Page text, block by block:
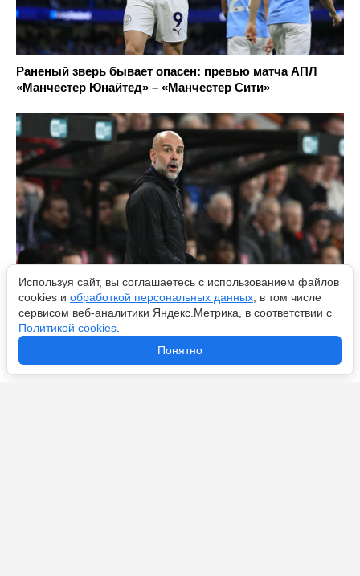
Раненый зверь бывает опасен: превью матча АПЛ
«Манчестер Юнайтед» – «Манчестер Сити»
«Сити» все еще обвиняется в 115 нарушениях
финансовых правил. Гвардиола ушел не просто так?
Используя сайт, вы соглашаетесь с использованием файлов
cookies и обработкой персональных данных , в том числе
сервисом веб-аналитики Яндекс.Метрика, в соответствии с
Политикой cookies
Понятно